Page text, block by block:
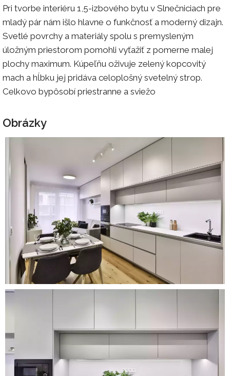
Pri tvorbe interiéru 1,5-izbového bytu v Slnečniciach pre
mladý pár nám išlo hlavne o funkčnosť a moderný dizajn.
Svetlé povrchy a materiály spolu s premysleným
úložným priestorom pomohli vyťažiť z pomerne malej
plochy maximum. Kúpeľňu oživuje zelený kopcovitý
mach a hĺbku jej pridáva celoplošný svetelný strop.
Celkovo bypôsobí priestranne a sviežo
Obrázky